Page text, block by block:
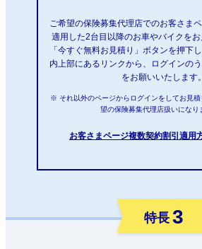
ご希望の保険募集代理店でのお客さま
適用した2台目以降のお車やバイクをお
「今すぐ無料お見積り」ボタンを押下
内上部にあるリンクから、ログインの
をお願いいたします。
※ それ以外のページからログインをしてお見
望の保険募集代理店扱いになり
お客さまページ複数契約割引適用
特長 3